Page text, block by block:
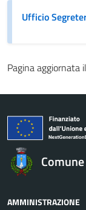
Ufficio
Pagina
AMMINISTRAZIONE